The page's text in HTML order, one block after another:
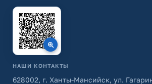
НАШИ КОНТАКТЫ
628002, г. Ханты-Мансийск, ул.